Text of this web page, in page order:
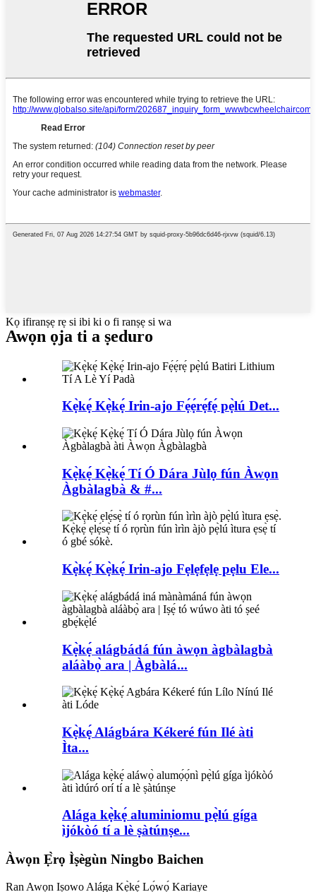
Kọ ifiranṣẹ rẹ si ibi ki o fi ranṣẹ si wa
Awọn ọja ti a ṣeduro
Kẹ̀kẹ́ Kẹ̀kẹ́ Irin-ajo Fẹ́ẹ́rẹ́fẹ́ pẹ̀lú Det...
Kẹ̀kẹ́ Kẹ̀kẹ́ Tí Ó Dára Jùlọ fún Àwọn
Àgbàlagbà & #...
Kẹ̀kẹ́ Kẹ̀kẹ́ Irin-ajo Fẹlẹfẹlẹ pẹlu Ele...
Kẹ̀kẹ́ alágbádá fún àwọn àgbàlagbà
aláàbọ̀ ara | Àgbàlá...
Kẹ̀kẹ́ Alágbára Kékeré fún Ilé àti
Ìta...
Alága kẹ̀kẹ́ aluminiomu pẹ̀lú gíga
ìjókòó tí a lè ṣàtúnṣe...
Àwọn Ẹ̀rọ Ìṣègùn Ningbo Baichen
Ran Awọn Iṣowo Alága Kẹ̀kẹ́ Lọ́wọ́ Kariaye